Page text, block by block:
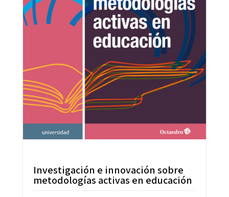
Investigación e innovación sobre
metodologías activas en educación